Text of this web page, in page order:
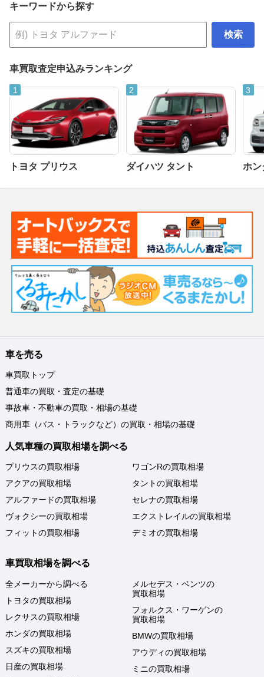
キーワードから探す
検索
車買取査定申込みランキング
トヨタ プリウス ダイハツ タント ホン
車を売る
車買取トップ
普通車の買取・査定の基礎
事故車・不動車の買取・相場の基礎
商用車（バス・トラックなど）の買取・相場の基礎
人気車種の買取相場を調べる
プリウスの買取相場
アクアの買取相場
アルファードの買取相場
ヴォクシーの買取相場
フィットの買取相場
ワゴンRの買取相場
タントの買取相場
セレナの買取相場
エクストレイルの買取相場
デミオの買取相場
車買取相場を調べる
全メーカーから調べる
トヨタの買取相場
レクサスの買取相場
ホンダの買取相場
スズキの買取相場
日産の買取相場
メルセデス・ベンツの
買取相場
フォルクス・ワーゲンの
買取相場
BMWの買取相場
アウディの買取相場
ミニの買取相場